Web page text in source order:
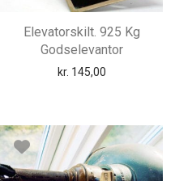
Elevatorskilt. 925 Kg
Godselevantor
kr. 145,00